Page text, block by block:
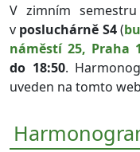
V zimním
v posluchárně S4(
náměstí 25, Praha 1
do 18:50.
uveden na tomto